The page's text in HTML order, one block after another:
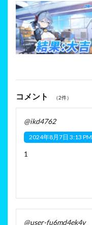
コメント （2件）
@ikd4762
2024年8月7日 3:13 PM
1
@user-fu6md4ek4y